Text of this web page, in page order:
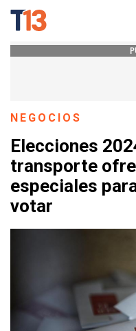
NEGOCIOS
Elecciones
transporte
especiales
votar